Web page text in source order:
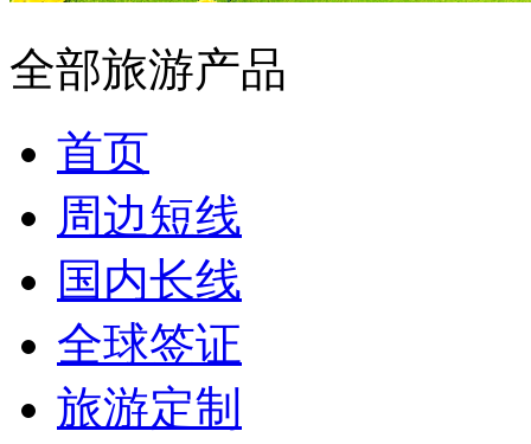
全部旅游产品
首页
周边短线
国内长线
全球签证
旅游定制